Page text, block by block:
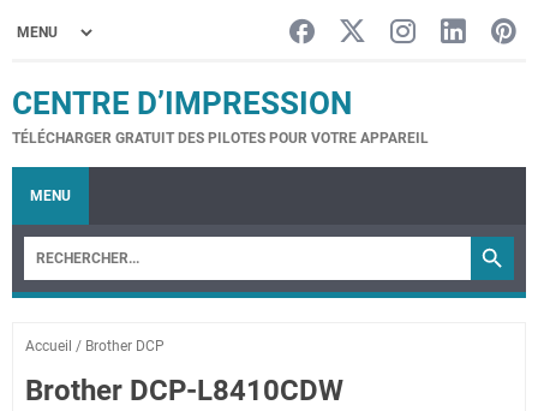
CENTRE D’IMPRESSION
TÉLÉCHARGER GRATUIT DES PILOTES POUR VOTRE APPAREIL
MENU
Accueil / Brother DCP
Brother DCP-L8410CDW